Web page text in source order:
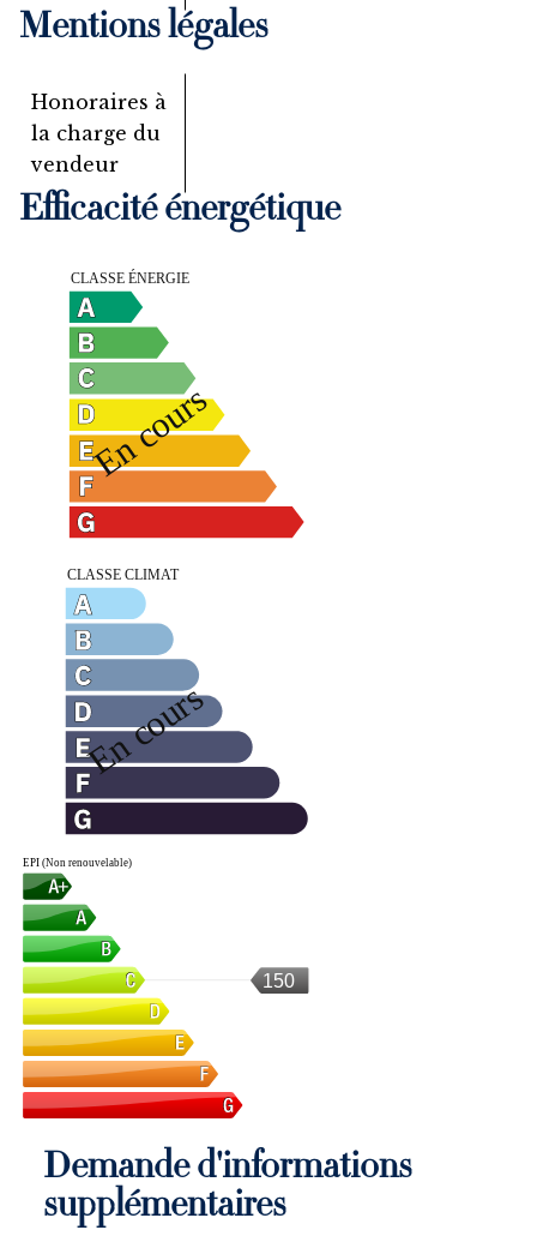
Mentions légales
Honoraires à
la charge du
vendeur
Efficacité énergétique
EPI (Non renouvelable)
150
Demande d'informations
supplémentaires